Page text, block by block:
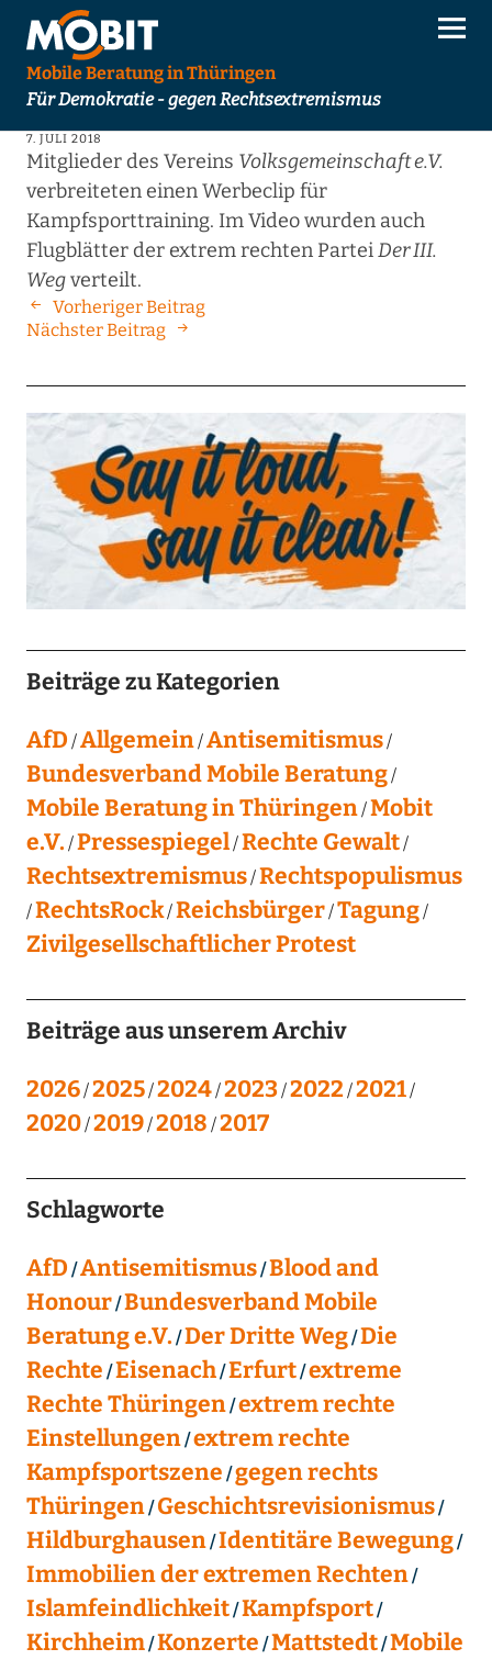
Mobile Beratung in Thüringen
Für Demokratie - gegen Rechtsextremismus
7. JULI 2018
Mitglieder des Vereins Volksgemeinschaft e.V.
verbreiteten einen Werbeclip für
Kampfsporttraining. Im Video wurden auch
Flugblätter der extrem rechten ParteiDer III.
Wegverteilt.
Vorheriger Beitrag
Nächster Beitrag
Beiträge zu Kategorien
AfD Allgemein Antisemitismus
Bundesverband Mobile Beratung
Mobile Beratung in Thüringen Mobit
e.V. Pressespiegel Rechte Gewalt
Rechtsextremismus Rechtspopulismus
RechtsRock Reichsbürger Tagung
Zivilgesellschaftlicher Protest
Beiträge aus unserem Archiv
2026 2025 2024 2023 2022 2021
2020 2019 2018 2017
Schlagworte
AfD Antisemitismus Blood and
Honour Bundesverband Mobile
Beratung e.V. Der Dritte Weg Die
Rechte Eisenach Erfurt extreme
Rechte Thüringen extrem rechte
Einstellungen extrem rechte
Kampfsportszene gegen rechts
Thüringen Geschichtsrevisionismus
Hildburghausen Identitäre Bewegung
Immobilien der extremen Rechten
Islamfeindlichkeit Kampfsport
Kirchheim Konzerte Mattstedt Mobile